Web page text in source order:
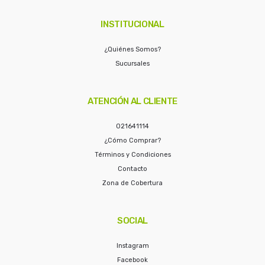
INSTITUCIONAL
¿Quiénes Somos?
Sucursales
ATENCIÓN AL CLIENTE
021641114
¿Cómo Comprar?
Términos y Condiciones
Contacto
Zona de Cobertura
SOCIAL
Instagram
Facebook